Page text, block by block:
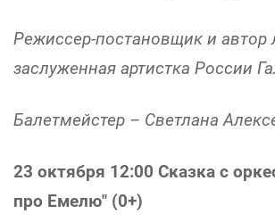
Режиссер-постановщик и автор
заслуженная артистка России
Балетмейстер – Светлана
23 октября 12:00 Сказка с
про Емелю" (0+)